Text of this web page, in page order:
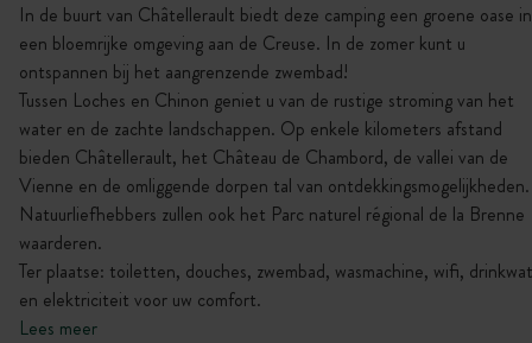
In de buurt van Châtellerault biedt deze camping een groene oase in
een bloemrijke omgeving aan de Creuse. In de zomer kunt u
ontspannen bij het aangrenzende zwembad!
Tussen Loches en Chinon geniet u van de rustige stroming van het
water en de zachte landschappen. Op enkele kilometers afstand
bieden Châtellerault, het Château de Chambord, de vallei van de
Vienne en de omliggende dorpen tal van ontdekkingsmogelijkheden.
Natuurliefhebbers zullen ook het Parc naturel régional de la Brenne
waarderen.
Ter plaatse: toiletten, douches, zwembad, wasmachine, wifi,
en elektriciteit voor uw comfort.
Lees meer